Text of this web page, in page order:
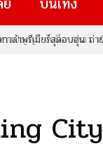
งปัญญา จับมือ สกสว. เ